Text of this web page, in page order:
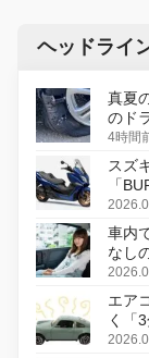
ヘッドライ
真夏
のド
4時間
スズ
「
変更
車内
なし
エア
く「